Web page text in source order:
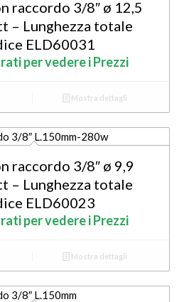
raccordo 3/8″ ø 12,5
– Lunghezza totale
ELD60031
per vedere i Prezzi
Mostra dettagli
raccordo 3/8″ ø 9,9
– Lunghezza totale
ELD60023
per vedere i Prezzi
Mostra dettagli